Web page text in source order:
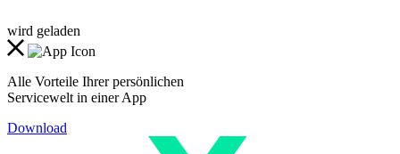
wird geladen
Alle Vorteile Ihrer persönlichen
Servicewelt in einer App
Download